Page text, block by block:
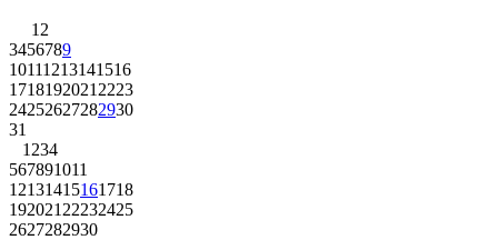
1 2
3456789
10111213141516
1718192021 2223
24252627282930
31
1 234
567891011
12131415161718
192021 22232425
2627282930